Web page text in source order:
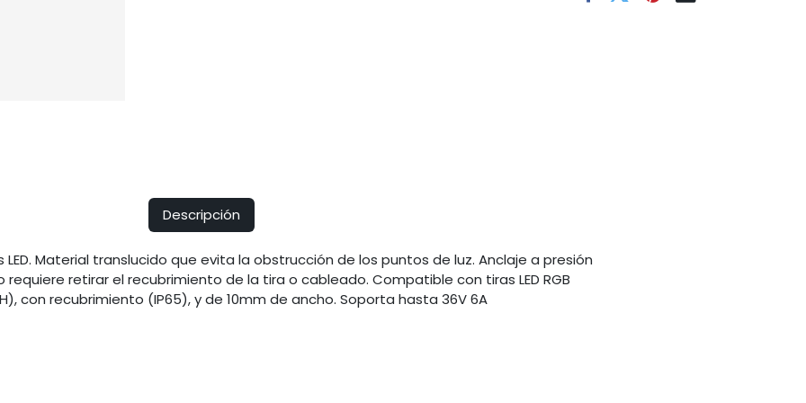
Descripción
Material translucido que evita la obstrucción de los puntos de luz. Anclaje a presión
retirar el recubrimiento de la tira o cableado. Compatible con tiras LED RGB
con recubrimiento (IP65), y de 10mm de ancho. Soporta hasta 36V 6A